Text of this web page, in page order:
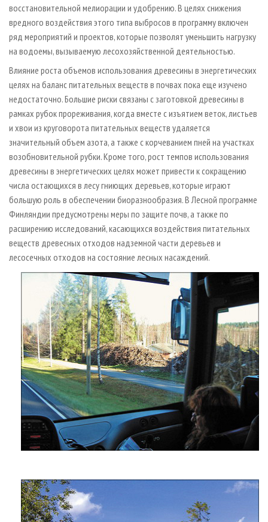
восстановительной мелиорации и удобрению. В целях снижения
вредного воздействия этого типа выбросов в программу включен
ряд мероприятий и проектов, которые позволят уменьшить нагрузку
на водоемы, вызываемую лесохозяйственной деятельностью.
Влияние роста объемов использования древесины в энергетических
целях на баланс питательных веществ в почвах пока еще изучено
недостаточно. Большие риски связаны с заготовкой древесины в
рамках рубок прореживания, когда вместе с изъятием веток, листьев
и хвои из круговорота питательных веществ удаляется
значительный объем азота, а также с корчеванием пней на участках
возобновительной рубки. Кроме того, рост темпов использования
древесины в энергетических целях может привести к сокращению
числа остающихся в лесу гниющих деревьев, которые играют
большую роль в обеспечении биоразнообразия. В Лесной программе
Финляндии предусмотрены меры по защите почв, а также по
расширению исследований, касающихся воздействия питательных
веществ древесных отходов надземной части деревьев и
лесосечных отходов на состояние лесных насаждений.